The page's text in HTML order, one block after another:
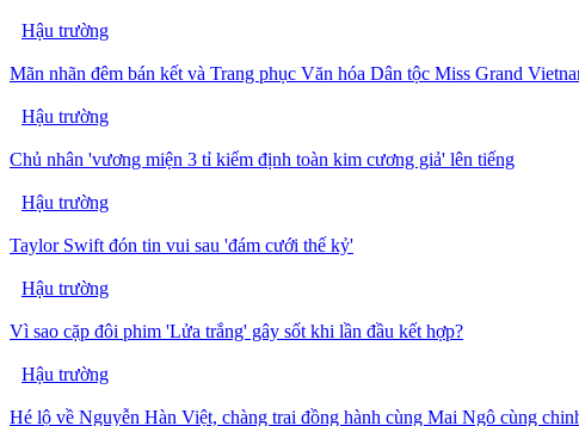
Hậu trường
Mãn nhãn đêm bán kết và Trang phục Văn hóa Dân tộc Miss Grand
Hậu trường
Chủ nhân 'vương miện 3 tỉ kiểm định toàn kim cương giả' lên tiếng
Hậu trường
Taylor Swift đón tin vui sau 'đám cưới thế kỷ'
Hậu trường
Vì sao cặp đôi phim 'Lửa trắng' gây sốt khi lần đầu kết hợp?
Hậu trường
Hé lộ về Nguyễn Hàn Việt, chàng trai đồng hành cùng Mai Ngô cùng